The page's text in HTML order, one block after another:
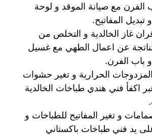
مع صيانة الموقد و لوحة
تبديل المفاتيح.
غاز الخالدية و التخلص من
عن اعمال الطهي مع غسيل
باب الفرن.
الحرارية و تغير حشوات
اكفأ فني هندي طباخات الخالدية
و تغير المفاتيح للطباخات و
يد فني طباخات باكستاني